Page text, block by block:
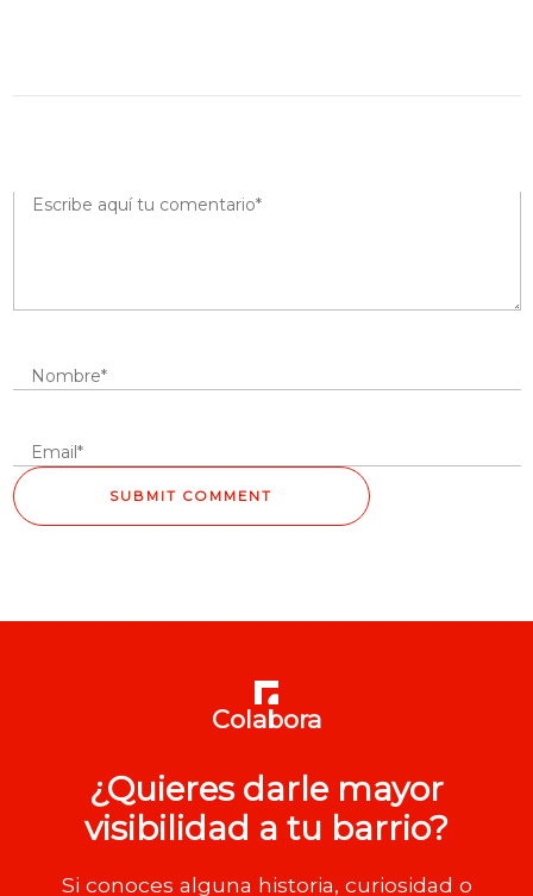
Colabora
¿Quieres darle mayor
visibilidad a tu barrio?
Si conoces alguna historia, curiosidad o